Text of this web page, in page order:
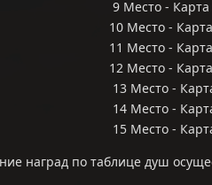
9 Место - Карта
10 Место -
11 Место -
12 Место -
13 Место -
14 Место -
15 Место -
наград по таблице душ